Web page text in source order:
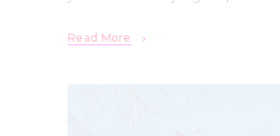
Read More